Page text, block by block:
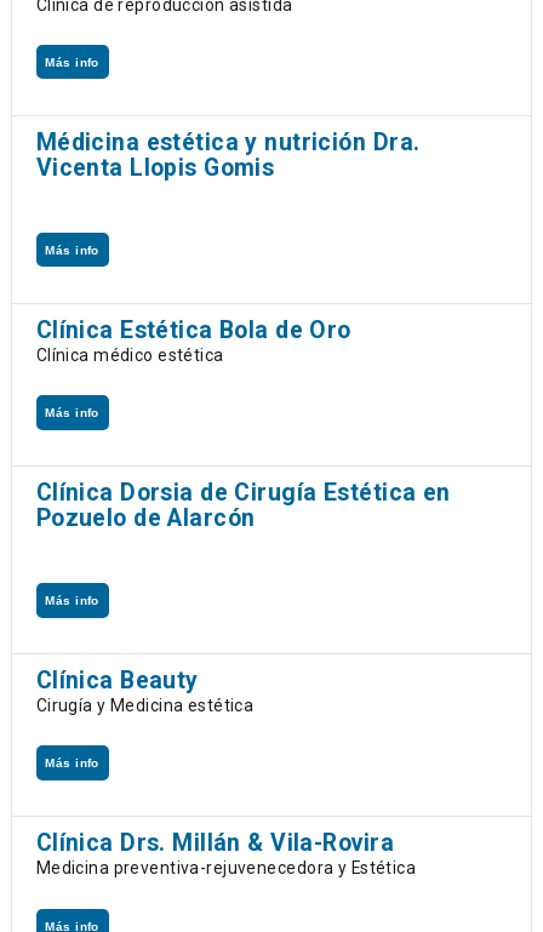
Clínica de reproducción asistida
Más info
Médicina estética y nutrición Dra.
Vicenta Llopis Gomis
Más info
Clínica Estética Bola de Oro
Clínica médico estética
Más info
Clínica Dorsia de Cirugía Estética en
Pozuelo de Alarcón
Más info
Clínica Beauty
Cirugía y Medicina estética
Más info
Clínica Drs. Millán & Vila-Rovira
Medicina preventiva-rejuvenecedora y Estética
Más info